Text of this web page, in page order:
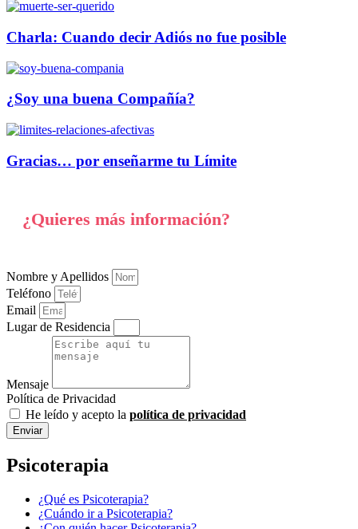
Charla: Cuando decir Adiós no fue posible
¿Soy una buena Compañía?
Gracias… por enseñarme tu Límite
¿Quieres más información?
Nombre y Apellidos
Teléfono
Email
Lugar de Residencia
Mensaje
Política de Privacidad
He leído y acepto la política de privacidad
Enviar
Psicoterapia
¿Qué es Psicoterapia?
¿Cuándo ir a Psicoterapia?